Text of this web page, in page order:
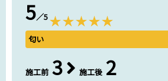
5／5
匂い
施工前 3 施工後 2